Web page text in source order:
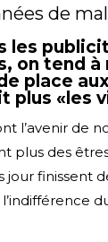
de
les
on tend à
place
plus «les
l’avenir de
plus des
jour finissent